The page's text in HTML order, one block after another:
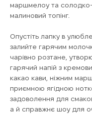
маршмелоу та
малиновий топінг.
Опустіть лапку в
залийте гарячим
чарівно розтане,
гарячий напій з
какао кави, ніжним
приємною ягідною
задоволення для
а й справжнє шоу для